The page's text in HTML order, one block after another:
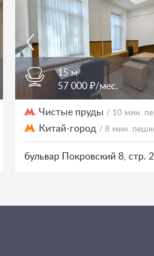
15 м²
57 000 ₽/мес.
Чистые пруды / 10 мин.
Китай-город / 8 мин.
бульвар Покровский 8, стр.